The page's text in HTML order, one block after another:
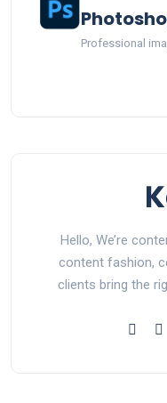
Professional
Hello, We’re
content fashion,
clients bring the